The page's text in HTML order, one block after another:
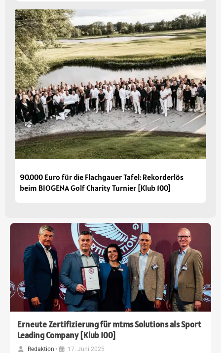
90.000 Euro für die Flachgauer Tafel: Rekorderlös
beim BIOGENA Golf Charity Turnier [Klub 100]
Erneute Zertifizierung für mtms Solutions als Sport
Leading Company [Klub 100]
Redaktion • 17. Juni 2025